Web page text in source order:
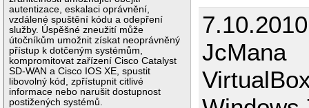
autentizace, eskalaci oprávnění,
vzdálené spuštění kódu a odepření
služby. Úspěšné zneužití může
útočníkům umožnit získat neoprávněný
přístup k dotčeným systémům,
kompromitovat zařízení Cisco Catalyst
SD-WAN a Cisco IOS XE, spustit
libovolný kód, zpřístupnit citlivé
informace nebo narušit dostupnost
postižených systémů.
JcMana